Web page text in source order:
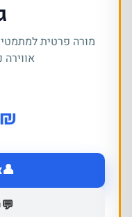
מורה פרטית
₪
👤
💬